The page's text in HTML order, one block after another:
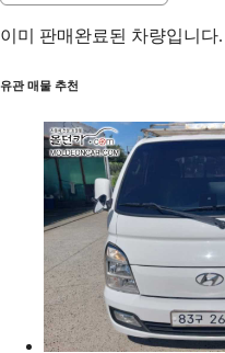
이미 판매완료된 차량입니다.
유관 매물 추천